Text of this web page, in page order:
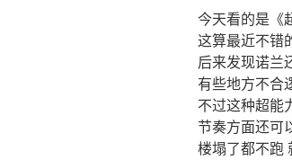
今天看的是《
这算最近不错
后来发现诺兰
有些地方不合
不过这种超能
节奏方面还可
楼塌了都不跑